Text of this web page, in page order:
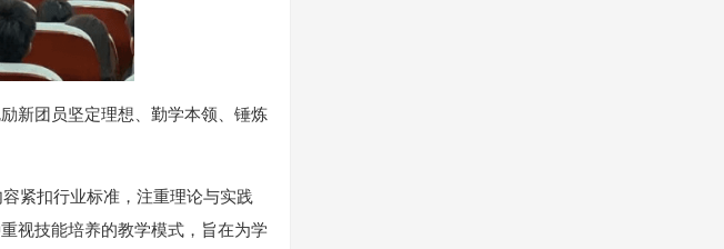
新团员坚定理想、勤学本领、锤炼
紧扣行业标准，注重理论与实践
视技能培养的教学模式，旨在为学